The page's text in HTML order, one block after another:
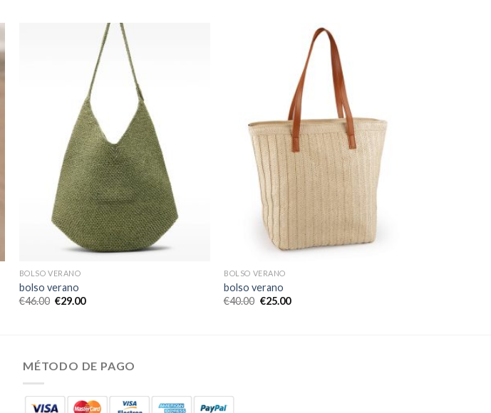
BOLSO VERANO
bolso verano
€46.00 €29.00
BOLSO VERANO
bolso verano
€40.00 €25.00
MÉTODO DE PAGO